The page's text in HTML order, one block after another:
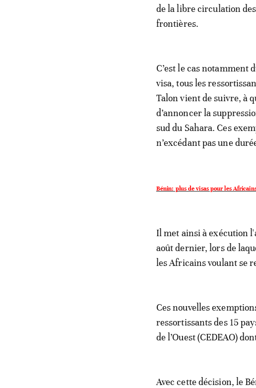
de la libre circulation
frontières.
C’est le cas notamment
visa, tous les
Talon vient de suivre, à
d’annoncer la
sud du Sahara. Ces
n’excédant pas une
Bénin: plus de visas pour les
Il met ainsi à exécution
août dernier, lors de
les Africains voulant se
Ces nouvelles
ressortissants des 15
de l’Ouest (CEDEAO)
Avec cette décision, le